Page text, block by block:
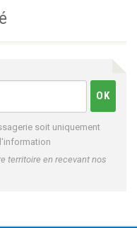
soit uniquement
territoire en recevant nos